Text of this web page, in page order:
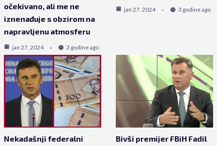
očekivano, ali me ne
iznenađuje s obzirom na
napravljenu atmosferu
jan 27, 2024 3 godine ago
jan 27, 2024 3 godine ago
Nekadašnji federalni
Bivši premijer FBiH Fadil